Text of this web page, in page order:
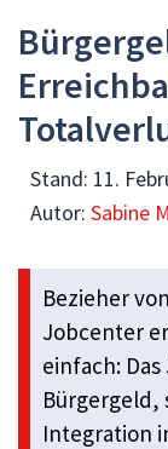
Stand: 11.
Autor: Sabine
Bezieher
Jobcenter
einfach:
Bürgergeld,
Integration